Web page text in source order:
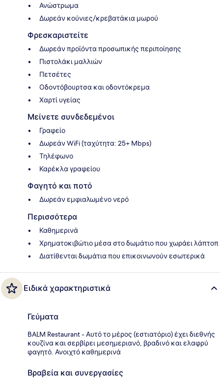
Ανώστρωμα
Δωρεάν κούνιες/κρεβατάκια μωρού
Φρεσκαριστείτε
Δωρεάν προϊόντα προσωπικής περιποίησης
Πιστολάκι μαλλιών
Πετσέτες
Οδοντόβουρτσα και οδοντόκρεμα
Χαρτί υγείας
Μείνετε συνδεδεμένοι
Γραφείο
Δωρεάν WiFi (ταχύτητα: 25+ Mbps)
Τηλέφωνο
Καρέκλα γραφείου
Φαγητό και ποτό
Δωρεάν εμφιαλωμένο νερό
Περισσότερα
Καθημερινά
Χρηματοκιβώτιο μέσα στο δωμάτιο που χωράει λάπτοπ
Διατίθενται δωμάτια που επικοινωνούν εσωτερικά
Ειδικά χαρακτηριστικά
Γεύματα
BALM Restaurant - Αυτό το μέρος (εστιατόριο) έχει διεθνής
κουζίνα και σερβίρει μεσημεριανό, βραδινό και ελαφρύ
φαγητό. Ανοιχτό καθημερινά
Βραβεία και συνεργασίες